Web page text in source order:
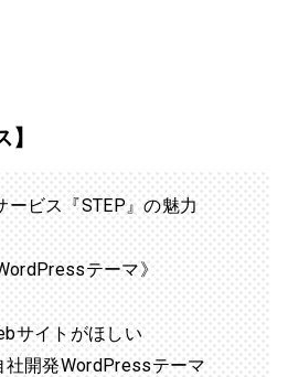
ービス『STEP』の魅力
テーマ》
サイトがほしい
社開発WordPressテーマ